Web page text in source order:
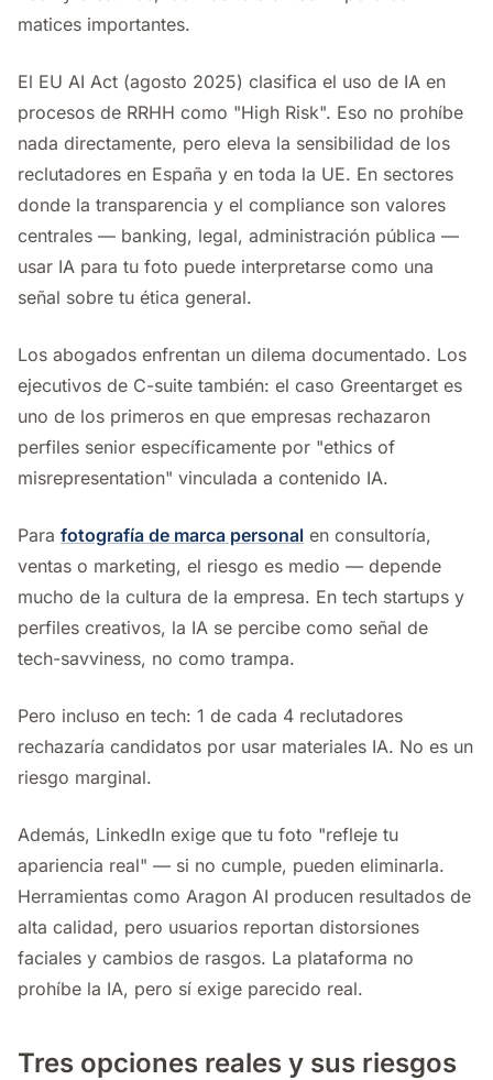
matices importantes.
El EU AI Act (agosto 2025) clasifica el uso de IA en
procesos de RRHH como "High Risk". Eso no prohíbe
nada directamente, pero eleva la sensibilidad de los
reclutadores en España y en toda la UE. En sectores
donde la transparencia y el compliance son valores
centrales — banking, legal, administración pública —
usar IA para tu foto puede interpretarse como una
señal sobre tu ética general.
Los abogados enfrentan un dilema documentado. Los
ejecutivos de C-suite también: el caso Greentarget es
uno de los primeros en que empresas rechazaron
perfiles senior específicamente por "ethics of
misrepresentation" vinculada a contenido IA.
Para fotografía de marca personal en consultoría,
ventas o marketing, el riesgo es medio — depende
mucho de la cultura de la empresa. En tech startups y
perfiles creativos, la IA se percibe como señal de
tech-savviness, no como trampa.
Pero incluso en tech: 1 de cada 4 reclutadores
rechazaría candidatos por usar materiales IA. No es un
riesgo marginal.
Además, LinkedIn exige que tu foto "refleje tu
apariencia real" — si no cumple, pueden eliminarla.
Herramientas como Aragon AI producen resultados de
alta calidad, pero usuarios reportan distorsiones
faciales y cambios de rasgos. La plataforma no
prohíbe la IA, pero sí exige parecido real.
Tres opciones reales y sus riesgos